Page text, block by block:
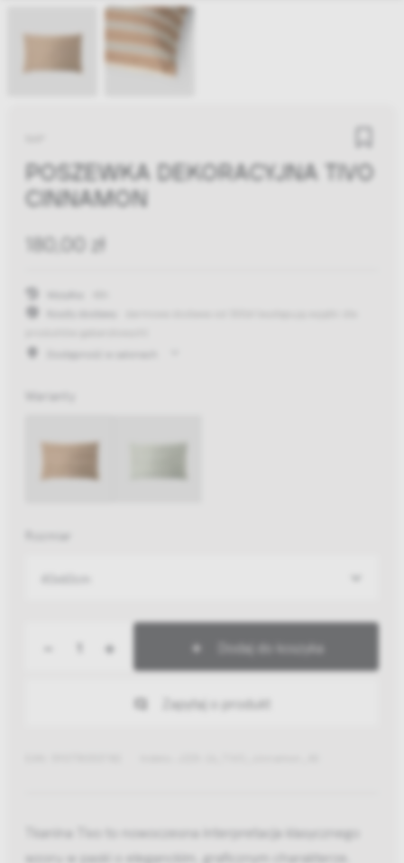
POSZEWKA DEKORACYJNA TIVO
CINNAMON
180,00 zł
Warianty
Rozmiar
40x60cm
+ Dodaj do koszyka
Zapytaj o produkt
Tkanina Tivo to nowoczesna interpretacja klasycznego
wzoru w paski o eleganckim, graficznym charakterze.